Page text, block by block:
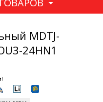
MDTJ-
24HN1